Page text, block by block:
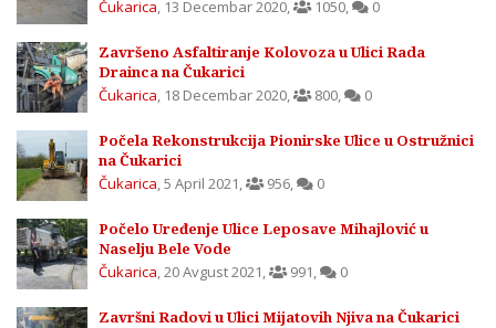
Čukarica, 13 Decembar 2020, 1050, 0
Završeno Asfaltiranje Kolovoza u Ulici Rada
Drainca na Čukarici
Čukarica, 18 Decembar 2020, 800, 0
Počela Rekonstrukcija Pionirske Ulice u Ostružnici
na Čukarici
Čukarica,5 April 2021, 956, 0
Počelo Uređenje Ulice Leposave Mihajlović u
Naselju Bele Vode
Čukarica,20 Avgust 2021, 991, 0
Završni Radovi u Ulici Mijatovih Njiva na Čukarici